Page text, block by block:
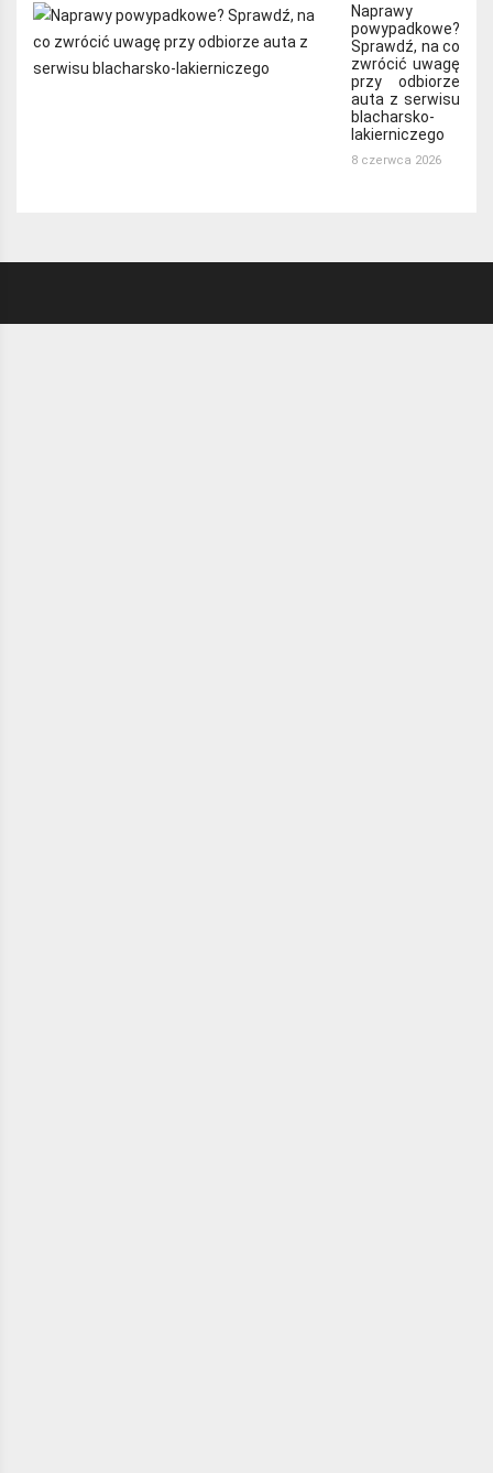
Naprawy
powypadkowe?
Sprawdź, na co
zwrócić uwagę
przy odbiorze
auta z serwisu
blacharsko-
lakierniczego
8 czerwca 2026